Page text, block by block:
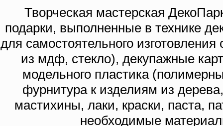
Творческая мастерская
подарки, выполненные в технике
для самостоятельного
из мдф, стекло), декупажные
модельного пластика
фурнитура к изделиям из
мастихины, лаки, краски, паста,
необходимые